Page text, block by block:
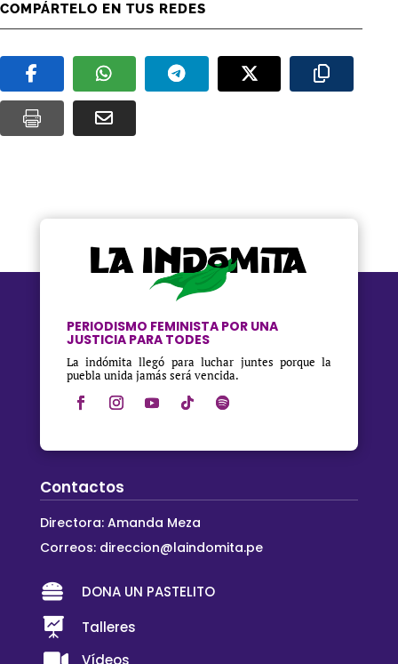
COMPÁRTELO EN TUS REDES
PERIODISMO FEMINISTA POR UNA
JUSTICIA PARA TODES
La indómita llegó para luchar juntes porque la
puebla unida jamás será vencida.
Contactos
Directora: Amanda Meza
Correos: direccion@laindomita.pe
 DONA UN PASTELITO
 Talleres